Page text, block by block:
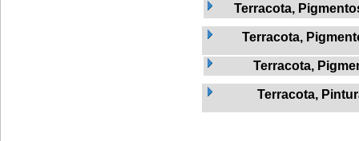
Terracota,
Terracota,
Terracota,
Terracota,